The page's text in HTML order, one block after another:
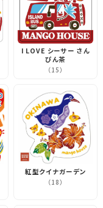
I LOVE シーサー さん
ぴん茶
（15）
紅型クイナガーデン
（18）